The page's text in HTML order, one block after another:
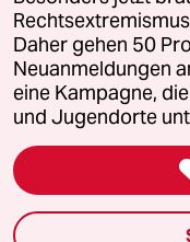
Feedback
Leitlinie Informant
Seitenwende
Daher gehen 50
Neuanmeldungen
eine Kampagne,
und Jugendorte